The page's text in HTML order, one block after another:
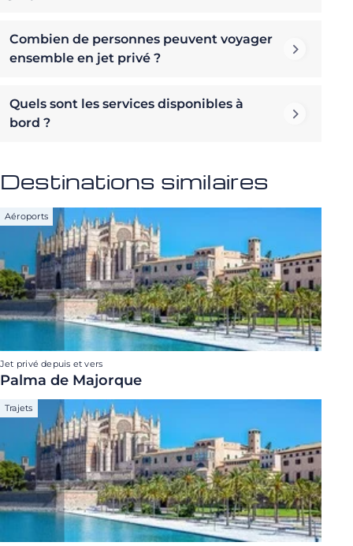
Combien de personnes peuvent voyager
ensemble en jet privé ?
Quels sont les services disponibles à
bord ?
Destinations similaires
Aéroports
Jet privé depuis et vers
Palma de Majorque
Trajets